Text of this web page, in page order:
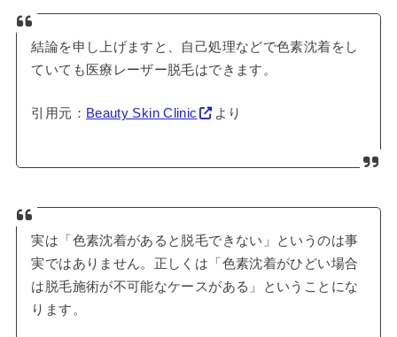
結論を申し上げますと、自己処理などで色素沈着をし
ていても医療レーザー脱毛はできます。
引用元： Beauty Skin Clinic より
実は「色素沈着があると脱毛できない」というのは事
実ではありません。正しくは「色素沈着がひどい場合
は脱毛施術が不可能なケースがある」ということにな
ります。